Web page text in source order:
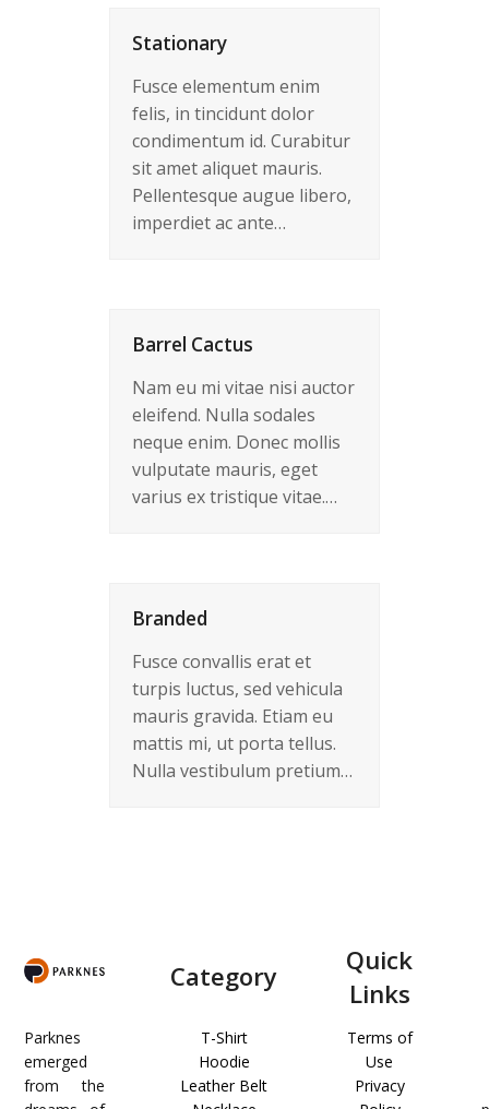
Stationary
Fusce elementum enim
felis, in tincidunt dolor
condimentum id. Curabitur
sit amet aliquet mauris.
Pellentesque augue libero,
imperdiet ac ante…
Barrel Cactus
Nam eu mi vitae nisi auctor
eleifend. Nulla sodales
neque enim. Donec mollis
vulputate mauris, eget
varius ex tristique vitae.…
Branded
Fusce convallis erat et
turpis luctus, sed vehicula
mauris gravida. Etiam eu
mattis mi, ut porta tellus.
Nulla vestibulum pretium…
Parknes
emerged
from the
Category
T-Shirt
Hoodie
Leather Belt
Quick
Links
Terms of
Use
Privacy